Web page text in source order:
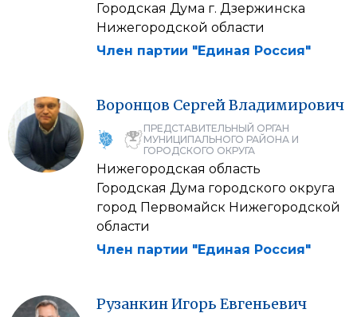
Городская Дума г. Дзержинска
Нижегородской области
Член партии "Единая Россия"
Воронцов СергейВладимирович
ПРЕДСТАВИТЕЛЬНЫЙ ОРГАН
МУНИЦИПАЛЬНОГО РАЙОНА И
ГОРОДСКОГО ОКРУГА
Нижегородская область
Городская Дума городского округа
город Первомайск Нижегородской
области
Член партии "Единая Россия"
РузанкинИгорь Евгеньевич